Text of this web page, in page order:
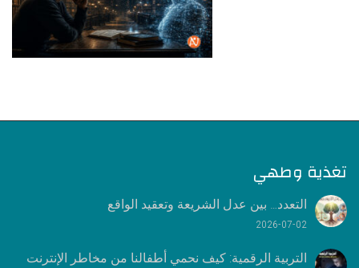
تغذية وطهي
التعدد… بين عدل الشريعة وتعقيد الواقع
2026-07-02
التربية الرقمية: كيف نحمي أطفالنا من مخاطر الإنترنت